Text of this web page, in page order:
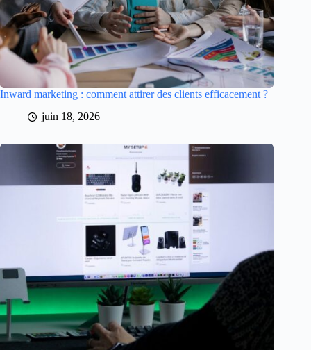
Inward marketing : comment attirer des clients efficacement ?
juin 18, 2026